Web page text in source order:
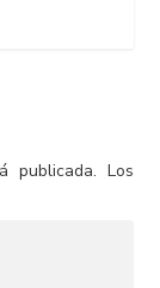
publicada. Los